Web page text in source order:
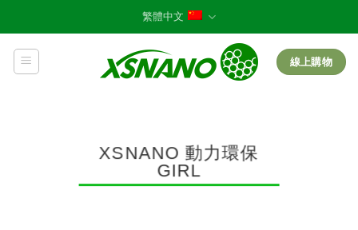
content
繁體中文
線上購物
XSNANO 動力環保
GIRL